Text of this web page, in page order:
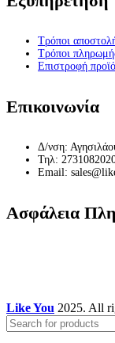
Τρόποι
Τρόποι
Επιστροφή
Επικοινωνία
Δ/νση:
Τηλ:
Email:
Ασφάλεια
Like You 2025. All